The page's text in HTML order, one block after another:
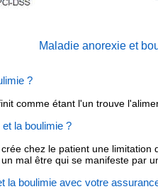
Maladie anorexie et
?
comme étant l'un trouve
la boulimie ?
chez le patient une
mal être qui se manifeste par
la boulimie avec votre